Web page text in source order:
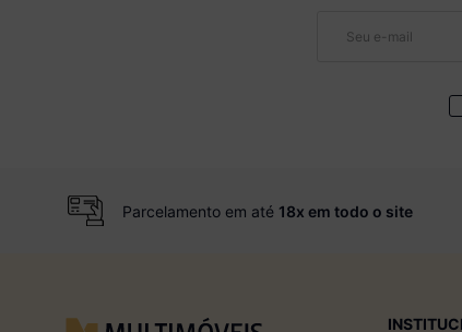
Parcelamento em até 18x em todo o site